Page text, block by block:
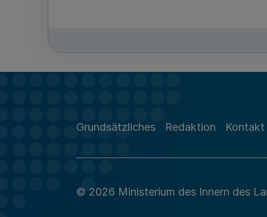
Grundsätzliches Redaktion Kontakt
© 2026 Ministerium des Innern des